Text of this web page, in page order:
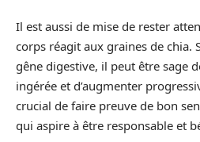
Il est aussi de mise de rester
corps réagit aux graines de chia.
gêne digestive, il peut être sage
ingérée et d’augmenter
crucial de faire preuve de bon
qui aspire à être responsable et